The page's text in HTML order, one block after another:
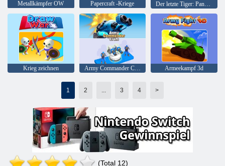
Metallkämpfer OW Papercraft -Kriege Der letzte Tiger: Panzersimulator
Krieg zeichnen Army Commander Craft Armeekampf 3d
1 2 3 4 >
(Total 12)